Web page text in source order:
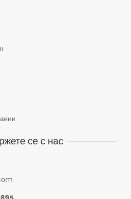
се с нас